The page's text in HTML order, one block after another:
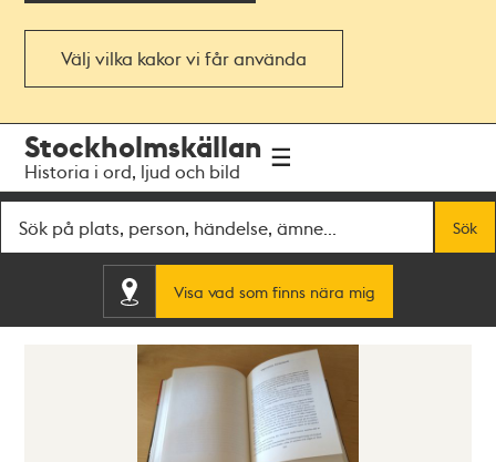
Välj vilka kakor vi får använda
navigationen
huvudinnehållet
Stockholmskällan
Historia i ord, ljud och bild
Sök
Visa vad som finns nära mig